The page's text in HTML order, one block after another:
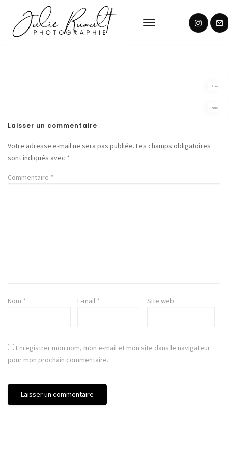
Prev
Next
Laisser un commentaire
Votre adresse e-mail ne sera pas publiée. Les champs obligatoires
sont indiqués avec *
Commentaire *
Nom * E-mail * Site web
Enregistrer mon nom, mon e-mail et mon site dans le navigateur
pour mon prochain commentaire.